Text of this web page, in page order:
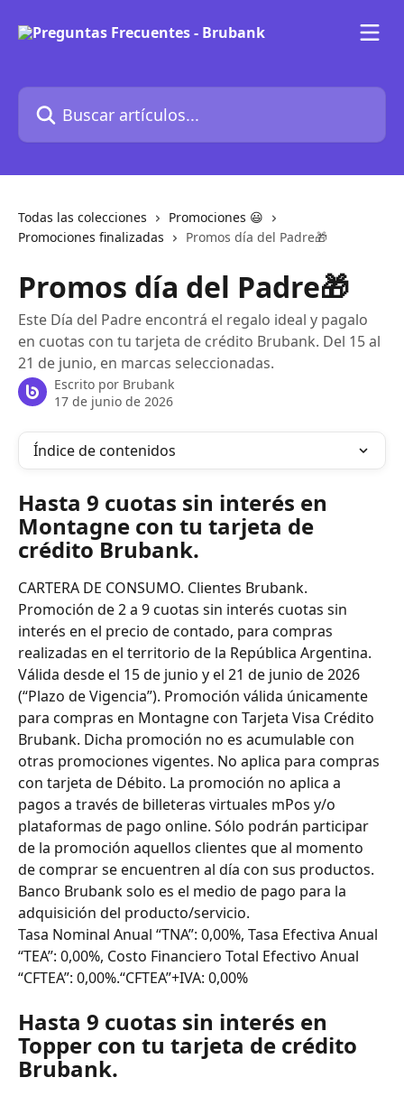
Buscar artículos...
Todas las colecciones
Promociones 😃
Promociones finalizadas
Promos día del Padre🎁
Promos día del Padre🎁
Este Día del Padre encontrá el regalo ideal y pagalo
en cuotas con tu tarjeta de crédito Brubank. Del 15 al
21 de junio, en marcas seleccionadas.
Escrito por Brubank
17 de junio de 2026
Índice de contenidos
Hasta 9 cuotas sin interés en
Montagne con tu tarjeta de
crédito Brubank.
CARTERA DE CONSUMO. Clientes Brubank.
Promoción de 2 a 9 cuotas sin interés cuotas sin
interés en el precio de contado, para compras
realizadas en el territorio de la República Argentina.
Válida desde el 15 de junio y el 21 de junio de 2026
(“Plazo de Vigencia”). Promoción válida únicamente
para compras en Montagne con Tarjeta Visa Crédito
Brubank. Dicha promoción no es acumulable con
otras promociones vigentes. No aplica para compras
con tarjeta de Débito. La promoción no aplica a
pagos a través de billeteras virtuales mPos y/o
plataformas de pago online. Sólo podrán participar
de la promoción aquellos clientes que al momento
de comprar se encuentren al día con sus productos.
Banco Brubank solo es el medio de pago para la
adquisición del producto/servicio.
Tasa Nominal Anual “TNA”: 0,00%, Tasa Efectiva Anual
“TEA”: 0,00%, Costo Financiero Total Efectivo Anual
“CFTEA”: 0,00%.“CFTEA”+IVA: 0,00%
Hasta 9 cuotas sin interés en
Topper con tu tarjeta de crédito
Brubank.